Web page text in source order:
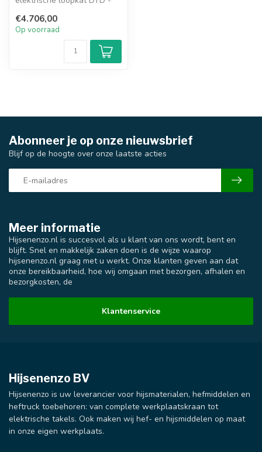
€4.706,00
Op voorraad
Meer informatie
Hijsenenzo.nl is succesvol als u klant van ons wordt, bent en
blijft. Snel en makkelijk zaken doen is de wijze waarop
hijsenenzo.nl graag met u werkt. Onze klanten geven aan dat
onze bereikbaarheid, hoe wij omgaan met bezorgen, afhalen en
bezorgkosten, de
Klantenservice
Abonneer je op onze nieuwsbrief
Blijf op de hoogte over onze laatste acties
Hijsenenzo BV
Hijsenenzo is uw leverancier voor hijsmaterialen, hefmiddelen en
heftruck toebehoren: van complete werkplaatskraan tot
elektrische takels. Ook maken wij hef- en hijsmiddelen op maat
in onze eigen werkplaats.